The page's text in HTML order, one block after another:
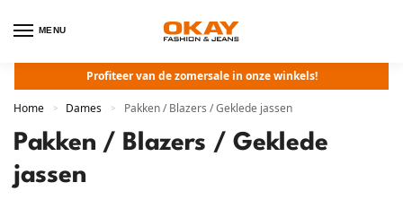
MENU
Profiteer van de zomersale in onze winkels!
Home > Dames > Pakken / Blazers / Geklede jassen
Pakken / Blazers / Geklede
jassen